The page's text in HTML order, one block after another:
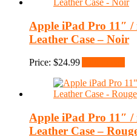
Apple iPad Pro 11″
Leather Case – Noir
Price: $24.99
Apple iPad Pro 11″
Leather Case –